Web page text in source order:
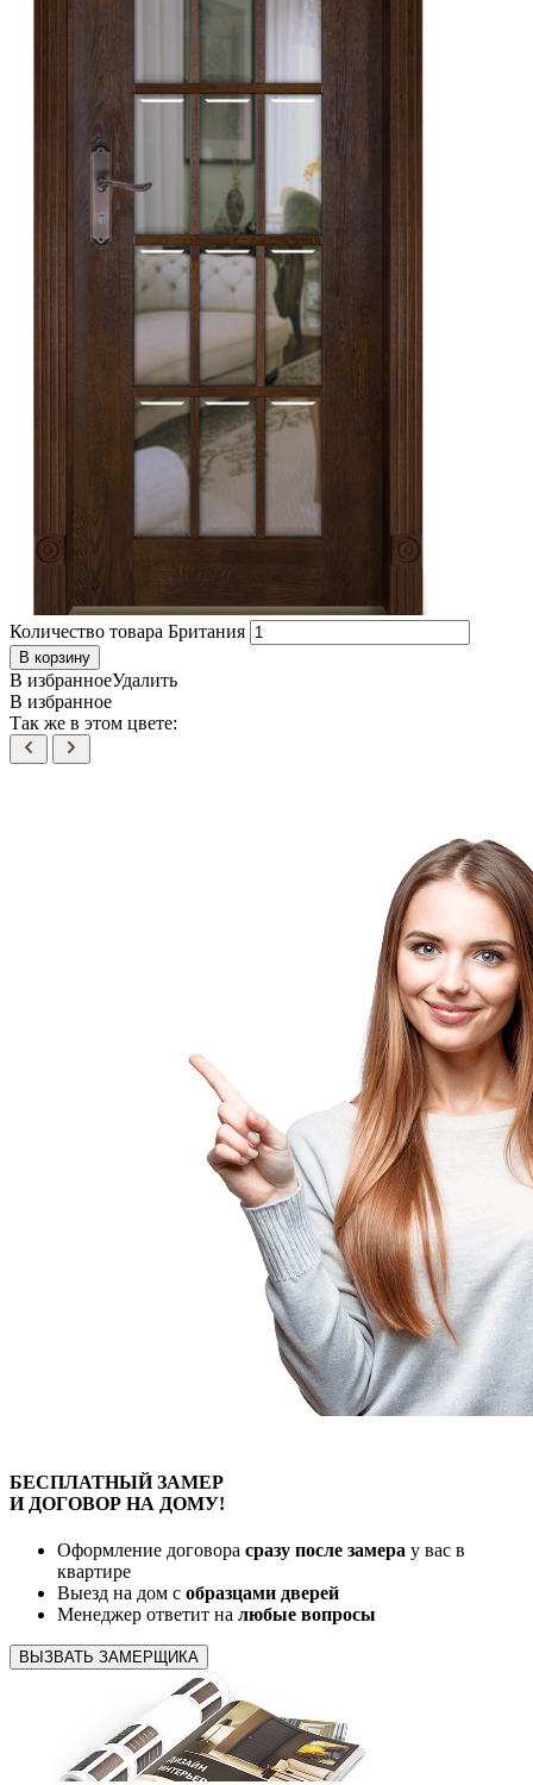
Количество товара Британия
В корзину
В избранноеУдалить
В избранное
Так же в этом цвете:
БЕСПЛАТНЫЙЗАМЕР
И ДОГОВОР НА ДОМУ!
Оформление договора сразу после замера у вас в
квартире
Выезд на дом с образцами дверей
Менеджер ответит на любые вопросы
ВЫЗВАТЬ ЗАМЕРЩИКА